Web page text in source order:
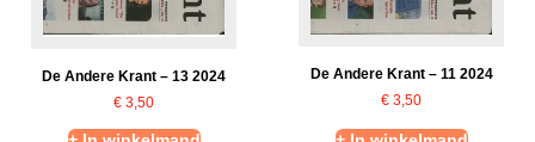
De Andere Krant – 13 2024
€ 3,50
De Andere Krant – 11 2024
€ 3,50